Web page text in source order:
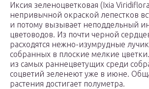
Иксия зеленоцветковая (Ixia
непривычной окраской лепестков
и потому вызывает неподдельный
цветоводов. Из почти черной
расходятся нежно-изумрудные
собранных в плоские мелкие
из самых раннецветущих среди
соцветий зеленеют уже в июне.
растения достигает полуметра.